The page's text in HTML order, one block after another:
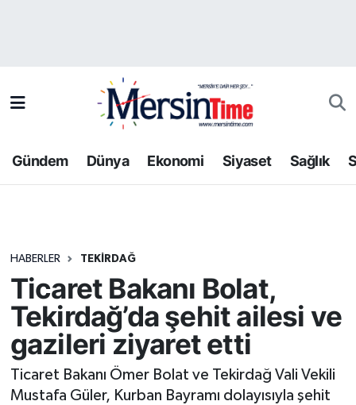
Gündem Dünya Ekonomi Siyaset Sağlık
HABERLER TEKIRDAĞ
Ticaret Bakanı Bolat,
Tekirdağ’da şehit ailesi ve
gazileri ziyaret etti
Ticaret Bakanı Ömer Bolat ve Tekirdağ Vali Vekili
Mustafa Güler, Kurban Bayramı dolayısıyla şehit
Bilim-Teknoloji
Dünya
Ekonomi
Gündem
Kültür-Sanat
Resmi İlan
Trafik Durumu
Tüm Manşetler
Haber Arşivi